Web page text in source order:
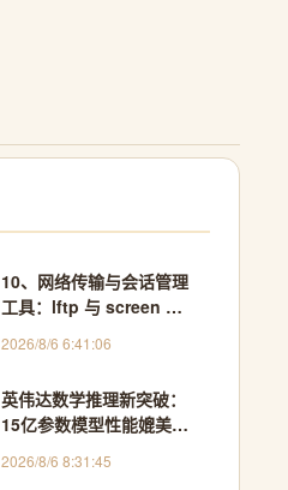
10、网络传输与会话管理
工具：lftp 与 screen 实
2026/8/6 6:41:06
英伟达数学推理新突破：
15亿参数模型性能媲美完
2026/8/6 8:31:45